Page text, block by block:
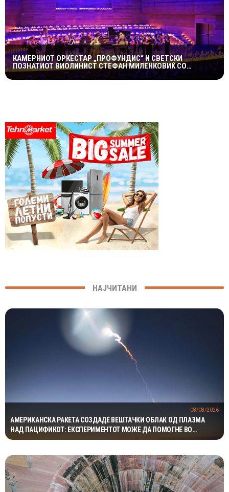
КАМЕРНИОТ ОРКЕСТАР „ПРОФУНДИС“ И СВЕТСКИ
ПОЗНАТИОТ ВИОЛИНИСТ СТЕФАН МИЛЕНКОВИЌ СО
СПЕКТАКУЛАРЕН „CANDLELIGHT“ КОНЦЕРТ НА „ОХРИДСКО
ЛЕТО“
НАЈЧИТАНИ
АМЕРИКАНСКА РАКЕТА СОЗДАДЕ ВЕШТАЧКИ ОБЛАК ОД ПЛАЗМА
НАД ПАЦИФИКОТ: ЕКСПЕРИМЕНТОТ МОЖЕ ДА ПОМОГНЕ ВО
ЗАШТИТАТА НА САТЕЛИТИТЕ
08/08/2026